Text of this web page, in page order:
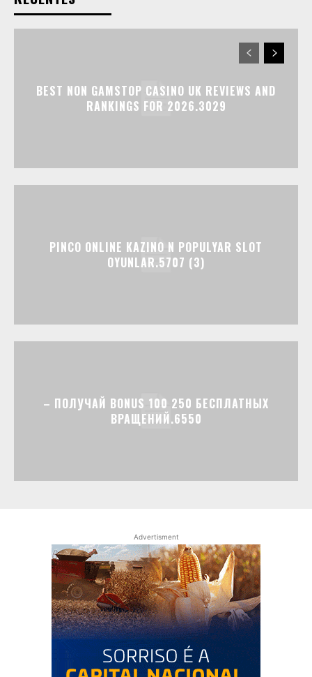
BEST NON GAMSTOP CASINO UK REVIEWS AND
RANKINGS FOR 2026.3029
PINCO ONLINE KAZINO N POPULYAR SLOT
OYUNLAR.5707 (3)
– ПОЛУЧАЙ BONUS 100 250 БЕСПЛАТНЫХ
ВРАЩЕНИЙ.6550
Advertisment